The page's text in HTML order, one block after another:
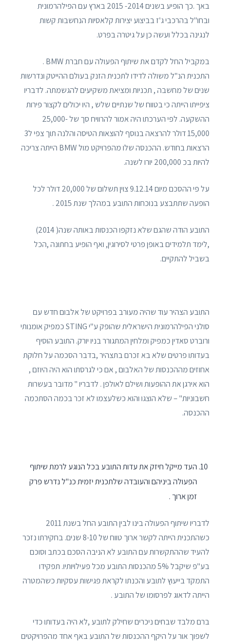
באך .כך הופיע בשנים 2014- 2015 בארץ עם הפילהרמונית
ובחו"ל בהרכבי ג'ז בביצוע יצירות קלאסיות הנחשבות קשות
לנגינה בכלל ועשה כן על גיטרה בפרט.
במקביל החל לקדם את שיתוף הפעולה עם חברת BMW .
התכנית הנ"ל משולה לדידו לתכנית הזנק בעולם ההייטק ונדרשות
שנים של מחשבה , תכניות ומציאת משקיעים להגשמתה. לדבריו
ציפייתו הייתה כי בטווח של שנתיים שלש , היו יכולים לקצור פירות
ההשקעה. לפי הערכתו היה אמור להרוויח סך של 25,000-
15,000 דולר להרצאה בנוסף להוצאות הטיסה והלנה תוך צפי ל3
הרצאות בחודש. ההכנסה שלו מהפרויקט מול BMW הייתה צריכה
להיות בכ 200,000 יורו לשנה.
על פי ההסכם מיום 9.12.14 צוין תשלום של 20,000 דולר לכל
הופעה שתתבצע בנוכחות התובע במהלך שנת 2015 .
התובע הודה שהגם שלא נזקפו הכנסות באותה שנה( 2014)
,לימד תלמידים באופן פרטי לסירוגין, ואף הופיע בחתונה ,הכל
בשביל להתקיים.
התובע הצהיר עוד שהיה מעורב בפרויקט של אלבום חדש עם
סולני הפילהרמונית הישראלית שהופק ע"י STING כמפיק אומנותי
ורוברט סאדין כמפיק ומלחין המתגורר בניו יורק. התובע הוסיף
בעדותו פרטים שלא בא זכרם בתצהיר ,בדבר הסכמה על חלוקת
אחוזים מההכנסות של האלבום , אם כי לגרסתו הוא היה היוזם ,
הוא אירגן את ההופעות ושילם לאולפן . לדבריו " מדובר בעשרות
חשבוניות" – שלא הוצגו והוא כשלעצמו לא זכר בכמה הסתכמה
ההכנסה.
העד מייקל חיזק את עדות התובע בכל הנוגע לרמת שיתוף
הפעולה ביניהם והעובדה שלתכנית יזמית כנ"ל נדרש פרק
זמן ארוך .
לדבריו שיתוף הפעולה בינו לבין התובע החל בשנת 2011
כשהתכנית הייתה לקשר ארוך טווח של 8-10 שנים. בחקירתו נזכר
להעיד שההתקשרות עם התובע לא הניבה הסכם בכתב וסוכם
בע"פ שיקבל 5% מהכנסות התובע מכל פעילויותיו. תפקידו
התמקד בייעוץ לתובע והכנתו לקראת פגישות עסקיות כשהמטרה
הייתה לדאוג לפרסומו של התובע .
ברם מלבד שבחים ניכרים שחילק לתובע ,לא היה בעדותו כדי
לשפוך אור על היקף ההכנסות של התובע באף אחד מהפרויקטים